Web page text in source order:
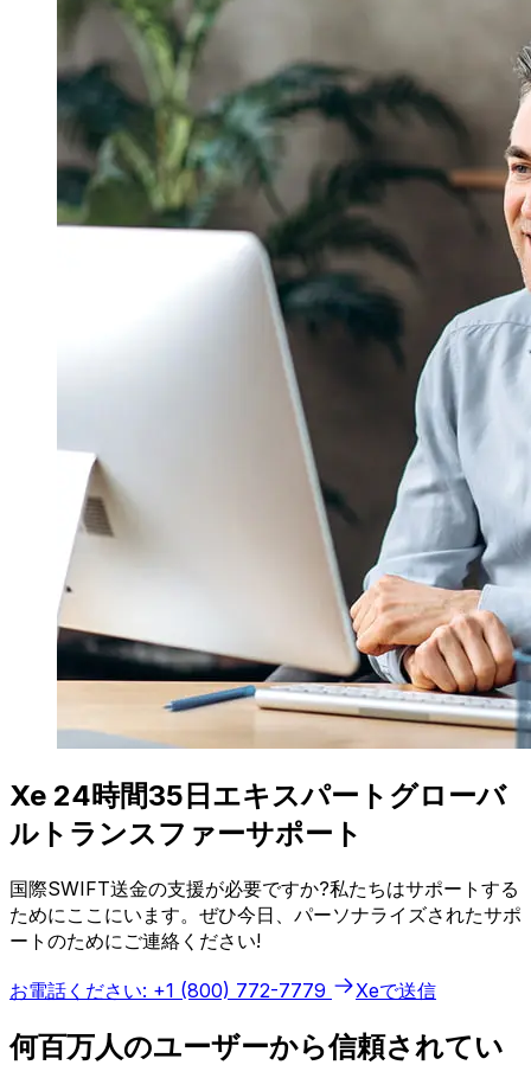
Xe 24時間35日エキスパートグローバ
ルトランスファーサポート
国際SWIFT送金の支援が必要ですか?私たちはサポートする
ためにここにいます。ぜひ今日、パーソナライズされたサポ
ートのためにご連絡ください!
お電話ください: +1 (800) 772-7779 Xeで送信
何百万人のユーザーから信頼されてい